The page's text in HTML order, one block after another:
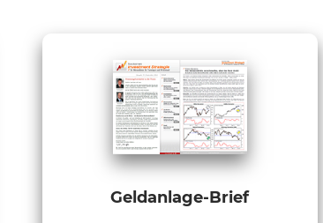
Geldanlage-Brief